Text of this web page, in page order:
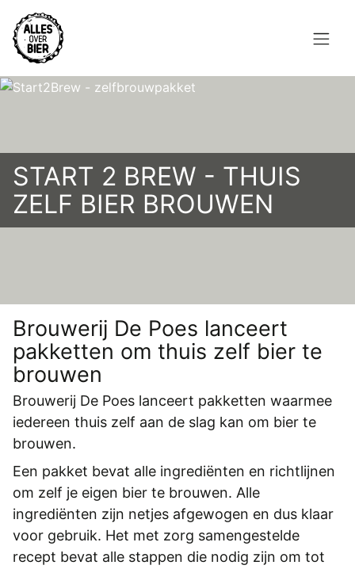
Overslaan
en
naar
inhoud
Topmenu
INLOGGEN
REGISTREREN
ADVERTEREN
MELDPUNT
FACEBOOK
LINKS
Hoofdnavigatie
HOME
BLOG
AANBOD
START 2 BREW - THUIS
ZELF BIER BROUWEN
Brouwerij De Poes lanceert
pakketten om thuis zelf bier te
brouwen
Brouwerij De Poes lanceert pakketten waarmee
iedereen thuis zelf aan de slag kan om bier te
brouwen.
Een pakket bevat alle ingrediënten en richtlijnen
om zelf je eigen bier te brouwen. Alle
ingrediënten zijn netjes afgewogen en dus klaar
voor gebruik. Het met zorg samengestelde
recept bevat alle stappen die nodig zijn om tot